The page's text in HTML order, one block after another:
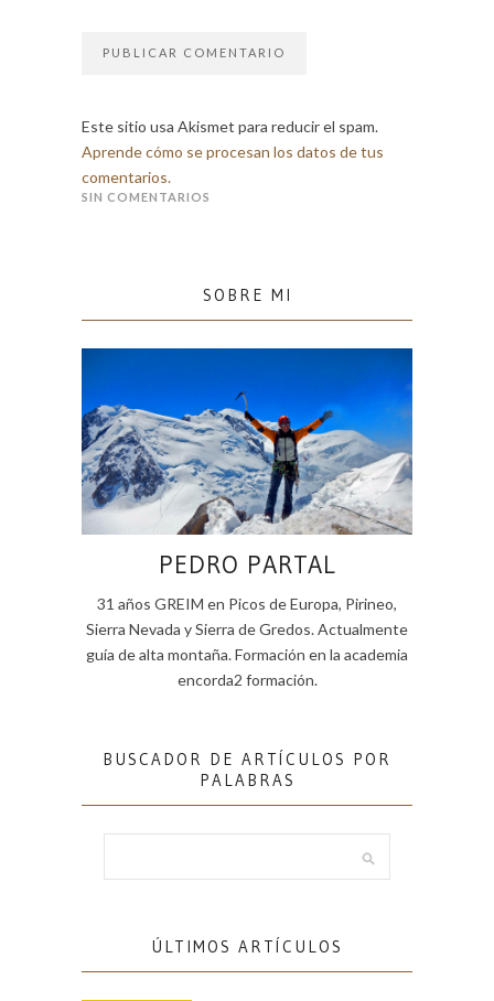
Este sitio usa Akismet para reducir el spam.
Aprende cómo se procesan los datos de tus
comentarios.
SIN COMENTARIOS
SOBRE MI
PEDRO PARTAL
31 años GREIM en Picos de Europa, Pirineo,
Sierra Nevada y Sierra de Gredos. Actualmente
guía de alta montaña. Formación en la academia
encorda2 formación.
BUSCADOR DE ARTÍCULOS POR
PALABRAS
ÚLTIMOS ARTÍCULOS